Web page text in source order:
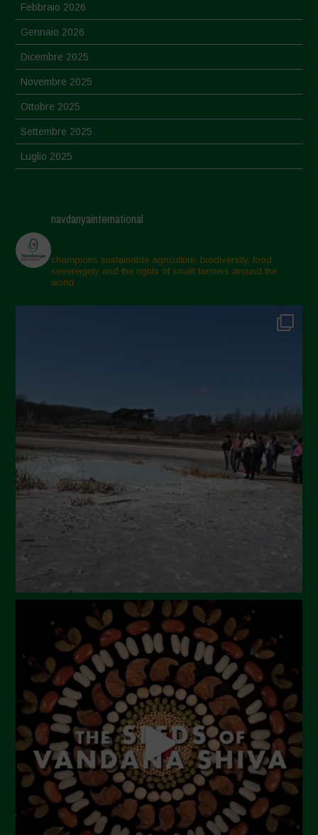
Febbraio 2026
Gennaio 2026
Dicembre 2025
Novembre 2025
Ottobre 2025
Settembre 2025
Luglio 2025
Aprile 2025
Marzo 2025
Febbraio 2025
Gennaio 2025
Settembre 2024
Luglio 2024
Maggio 2024
Aprile 2024
Marzo 2024
Febbraio 2024
Ottobre 2023
Settembre 2023
Agosto 2023
Luglio 2023
Giugno 2023
Maggio 2023
Aprile 2023
Marzo 2023
Febbraio 2023
navdanyainternational
champions sustainable agriculture, biodiversity, food
sovereignty and the rights of small farmers around the
world.